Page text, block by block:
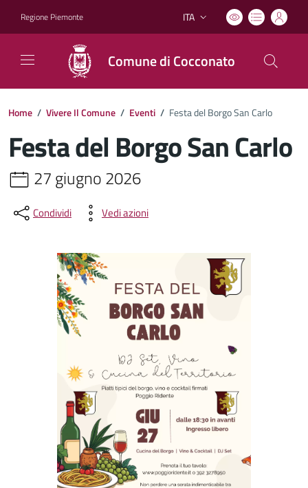
Regione Piemonte Lingua attiva:
ITA
Comune di Cocconato
Home / Vivere Il Comune / Eventi / Festa del Borgo San Carlo
Festa del Borgo San Carlo
27 giugno 2026
Condividi Vedi azioni